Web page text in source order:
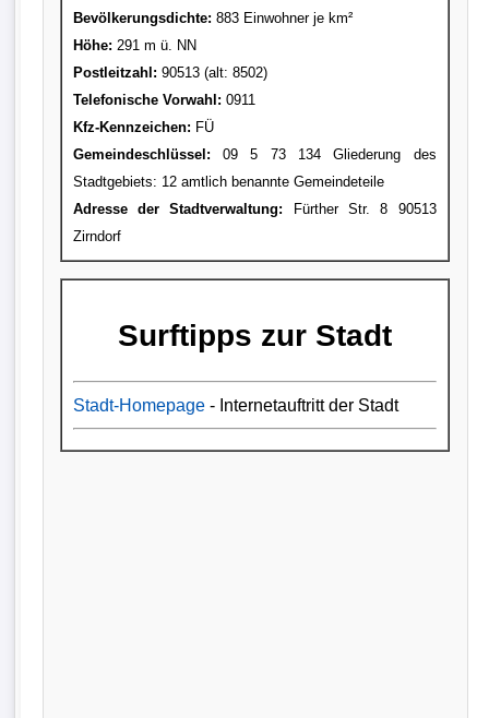
Bevölkerungsdichte: 883 Einwohner je km²
Höhe: 291 m ü. NN
Postleitzahl: 90513 (alt: 8502)
Telefonische Vorwahl: 0911
Kfz-Kennzeichen: FÜ
Gemeindeschlüssel: 09 5 73 134 Gliederung des
Stadtgebiets: 12 amtlich benannte Gemeindeteile
Adresse der Stadtverwaltung: Fürther Str. 8 90513
Zirndorf
Surftipps zur Stadt
Stadt-Homepage- Internetauftritt der Stadt